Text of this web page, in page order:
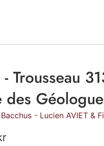
Trousseau
des
- Lucien AVIET &